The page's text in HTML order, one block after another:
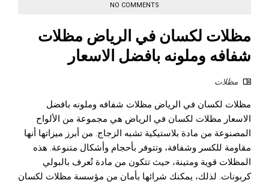
NO COMMENTS
مظلات لكسان في الرياض مظلات
شفافه وملونه بافضل الاسعار
مظلات
مظلات لكسان في الرياض مظلات شفافه وملونه بافضل
الاسعار مظلات لكسان في الرياض هي مجموعة من الألواح
المصنوعة من مادة بلاستيكية تشبه الزجاج. من أبرز ميزاتها أنها
مقاومة للكسر وشفافة، وتتوفر بأحجام وأشكال متنوعة. هذه
المظلات قوية ومتينة، حيث تتكون من مادة تُعرف بالبولي
كربونات. لذلك، يمكنك شرائها بأمان من مؤسسة مظلات لكسان